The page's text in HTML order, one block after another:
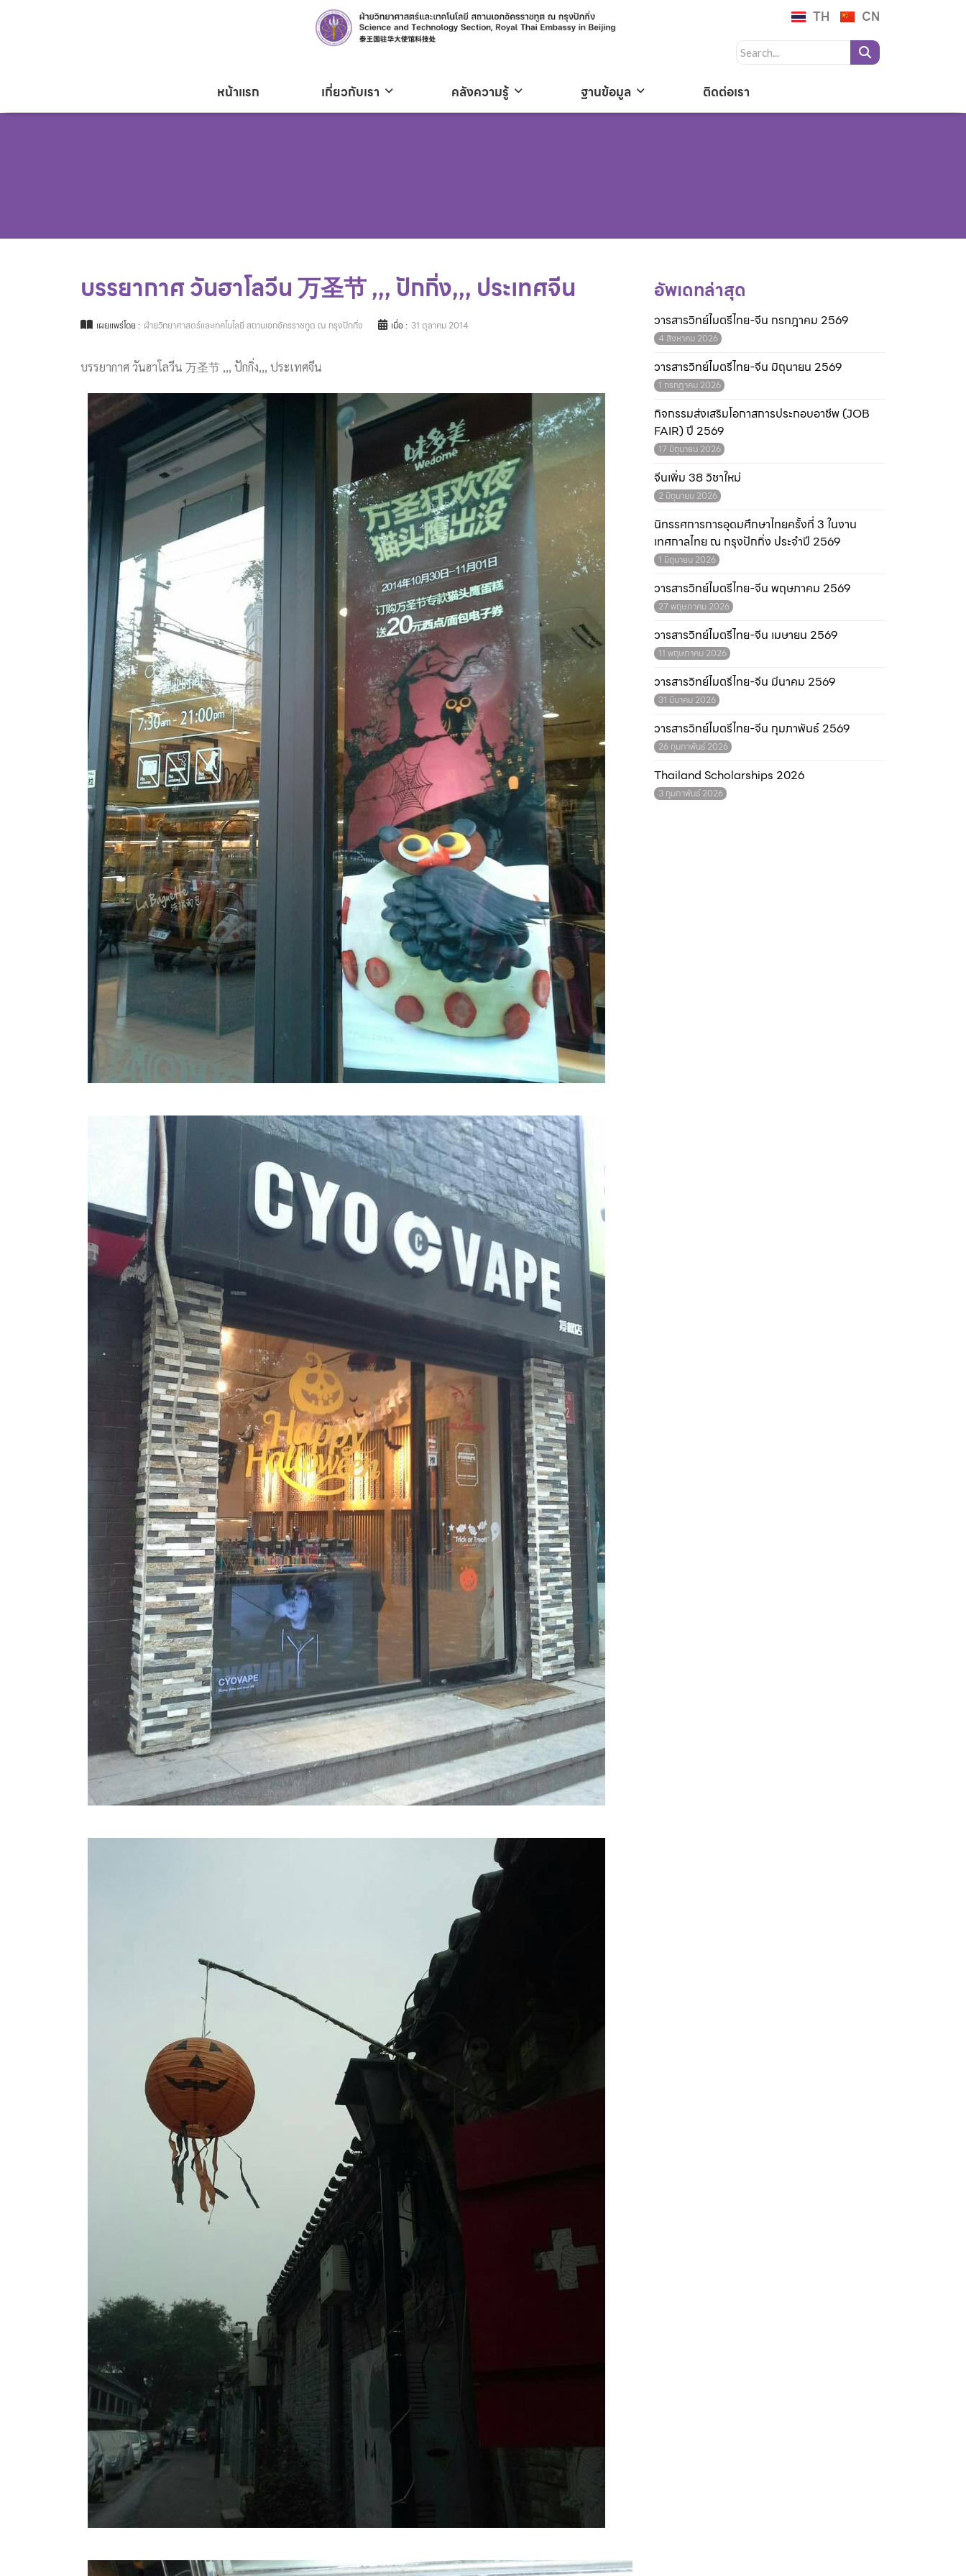
TH CN
หน้าแรก เกี่ยวกับเรา คลังความรู้ ฐานข้อมูล ติดต่อเรา
บรรยากาศ วันฮาโลวีน 万圣节 ,,, ปักกิ่ง,,, ประเทศจีน
เผยแพร่โดย : ฝ่ายวิทยาศาสตร์และเทคโนโลยี สถานเอกอัครราชทูต ณ กรุงปักกิ่ง เมื่อ : 31 ตุลาคม 2014
บรรยากาศ วันฮาโลวีน 万圣节 ,,, ปักกิ่ง,,, ประเทศจีน
อัพเดทล่าสุด
วารสารวิทย์ไมตรีไทย-จีน กรกฎาคม 2569
4 สิงหาคม 2026
วารสารวิทย์ไมตรีไทย-จีน มิถุนายน 2569
1 กรกฎาคม 2026
กิจกรรมส่งเสริมโอกาสการประกอบอาชีพ (JOB
FAIR) ปี 2569
17 มิถุนายน 2026
จีนเพิ่ม 38 วิชาใหม่
2 มิถุนายน 2026
นิทรรศการการอุดมศึกษาไทยครั้งที่ 3 ในงาน
เทศกาลไทย ณ กรุงปักกิ่ง ประจำปี 2569
1 มิถุนายน 2026
วารสารวิทย์ไมตรีไทย-จีน พฤษภาคม 2569
27 พฤษภาคม 2026
วารสารวิทย์ไมตรีไทย-จีน เมษายน 2569
11 พฤษภาคม 2026
วารสารวิทย์ไมตรีไทย-จีน มีนาคม 2569
31 มีนาคม 2026
วารสารวิทย์ไมตรีไทย-จีน กุมภาพันธ์ 2569
26 กุมภาพันธ์ 2026
Thailand Scholarships 2026
3 กุมภาพันธ์ 2026